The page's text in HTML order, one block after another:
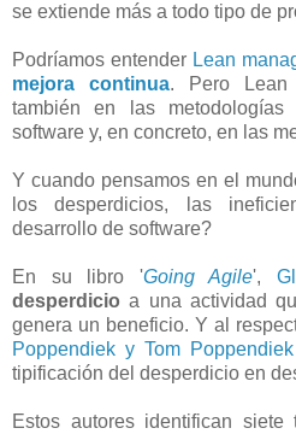
se extiende más a todo tipo de
Podríamos entender Lean
mejora continua. Pero Lean
también en las
software y, en concreto, en las
Y cuando pensamos en el
los desperdicios, las
desarrollo de software?
En su libro 'Going Agile',
desperdicio a una actividad
genera un beneficio. Y al
Poppendiek y Tom Poppendiek
tipificación del desperdicio en
Estos autores identifican